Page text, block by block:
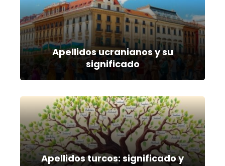
Apellidos ucranianos y su
significado
Apellidos turcos: significado y